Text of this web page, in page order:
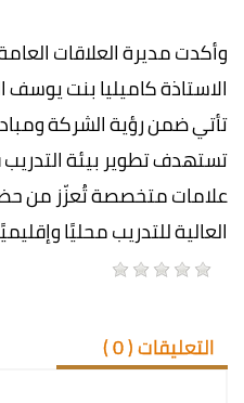
وأكدت مديرة العلاقات
الاستاذة كاميليا بنت
تأتي ضمن رؤية الشركة
تستهدف تطوير بيئة
علامات متخصصة تُعزّز من
العالية للتدريب محليًا
التعليقات (0
)